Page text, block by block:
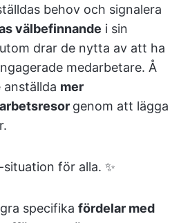
behov och signalera
välbefinnande i sin
drar de nytta av att ha
medarbetare. Å
anställda mer
genom att lägga
för alla. ✨
specifika fördelar med